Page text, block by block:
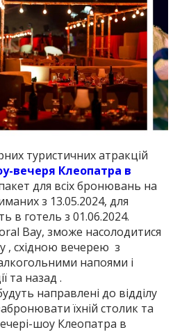
туристичних атракцій
вечеря Клеопатра в
для всіх бронювань на
з 13.05.2024, для
в готель з 01.06.2024.
Bay, зможе насолодитися
східною вечерею з
напоями і
та назад .
направлені до відділу
їхній столик та
шоу Клеопатра в